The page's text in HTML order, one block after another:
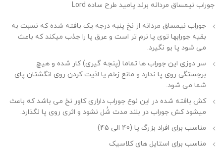
جوراب نیمساق مردانه برند پامید طرح ساده Lord
جوراب نیمساق مردانه از نخ پنبه درجه یک بافته شده که نسبت به
بقیه جورابها توی پا نرم تر است و عرق پا را جذب میکند که باعث
می شود پا بو نگیرد.
سر دوزی این جوراب ها تماما (پنجه گیری) کار شده و هیچ
برجستگی روی پا ندارد و مانع زخم یا اذیت کردن روی انگشتان پای
شما می شود.
کش بافته شده در این نوع جوراب داراری کاور نخ می باشد که باعث
میشود کش جوراب در بلند مدت شُل نشود و اثری روی پا نگذارد.
مناسب برای افراد بزرگ پا (40 الی 45)
مناسب برای استایل های کلاسیک